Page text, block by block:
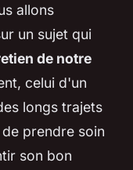
allons
un sujet qui
de notre
celui d'un
longs trajets
prendre soin
son bon